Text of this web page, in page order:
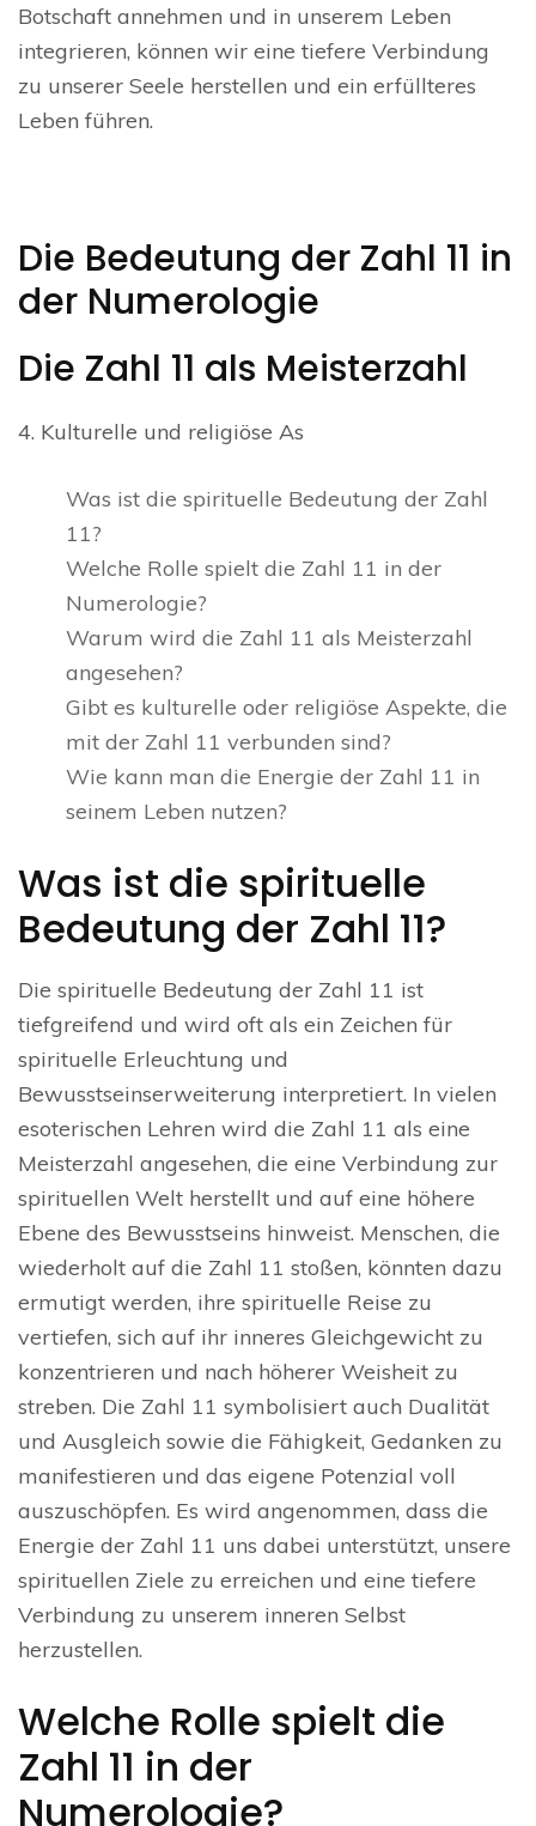
Botschaft annehmen und in unserem Leben
integrieren, können wir eine tiefere Verbindung
zu unserer Seele herstellen und ein erfüllteres
Leben führen.
Die Bedeutung der Zahl 11 in
der Numerologie
Die Zahl 11 als Meisterzahl
4. Kulturelle und religiöse As
Was ist die spirituelle Bedeutung der Zahl
11?
Welche Rolle spielt die Zahl 11 in der
Numerologie?
Warum wird die Zahl 11 als Meisterzahl
angesehen?
Gibt es kulturelle oder religiöse Aspekte, die
mit der Zahl 11 verbunden sind?
Wie kann man die Energie der Zahl 11 in
seinem Leben nutzen?
Was ist die spirituelle
Bedeutung der Zahl 11?
Die spirituelle Bedeutung der Zahl 11 ist
tiefgreifend und wird oft als ein Zeichen für
spirituelle Erleuchtung und
Bewusstseinserweiterung interpretiert. In vielen
esoterischen Lehren wird die Zahl 11 als eine
Meisterzahl angesehen, die eine Verbindung zur
spirituellen Welt herstellt und auf eine höhere
Ebene des Bewusstseins hinweist. Menschen, die
wiederholt auf die Zahl 11 stoßen, könnten dazu
ermutigt werden, ihre spirituelle Reise zu
vertiefen, sich auf ihr inneres Gleichgewicht zu
konzentrieren und nach höherer Weisheit zu
streben. Die Zahl 11 symbolisiert auch Dualität
und Ausgleich sowie die Fähigkeit, Gedanken zu
manifestieren und das eigene Potenzial voll
auszuschöpfen. Es wird angenommen, dass die
Energie der Zahl 11 uns dabei unterstützt, unsere
spirituellen Ziele zu erreichen und eine tiefere
Verbindung zu unserem inneren Selbst
herzustellen.
Welche Rolle spielt die
Zahl 11 in der
Numerologie?